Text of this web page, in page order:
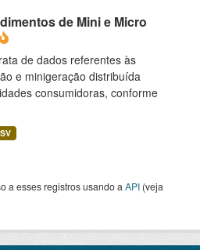
de Mini e Micro
de dados referentes às
e minigeração distribuída
consumidoras, conforme
a esses registros usando a API (veja